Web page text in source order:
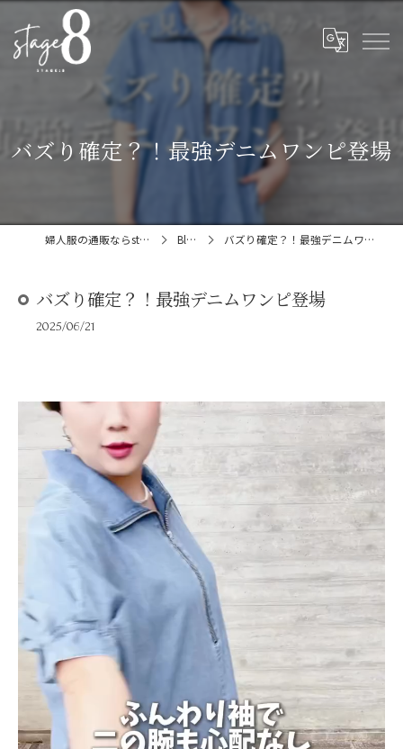
バズり確定？！最強デニムワンピ登場
婦人服の通販ならstage:8 Blog バズり確定？！最強デニムワンピ登場
バズり確定？！最強デニムワンピ登場
2025/06/21